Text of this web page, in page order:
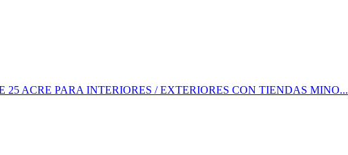
ACRE PARA INTERIORES / EXTERIORES CON TIENDAS MINO...